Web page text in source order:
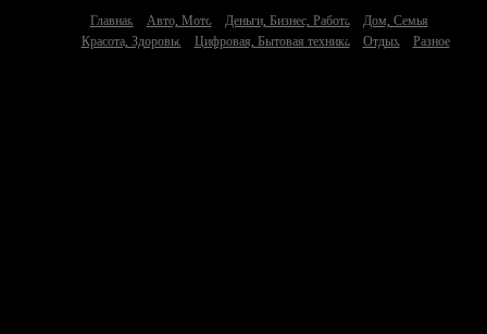
Главная
Авто, Мото Деньги, Бизнес, Работа
Дом, Семья
Красота, Здоровье
Цифровая, Бытовая техника Отдых Разное